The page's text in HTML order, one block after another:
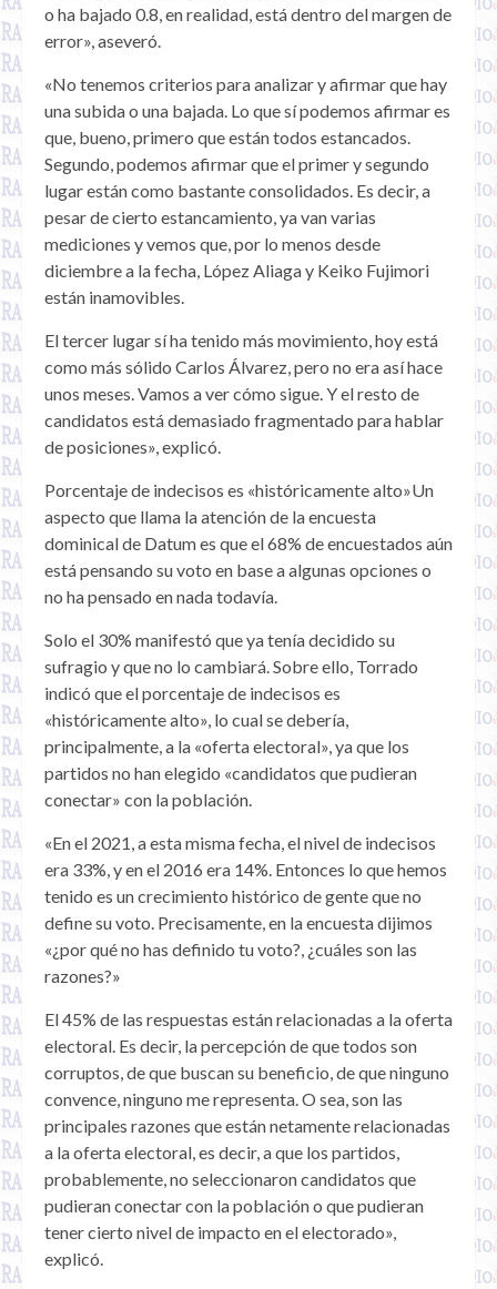
o ha bajado 0.8, en realidad, está dentro del margen de
error», aseveró.
«No tenemos criterios para analizar y afirmar que hay
una subida o una bajada. Lo que sí podemos afirmar es
que, bueno, primero que están todos estancados.
Segundo, podemos afirmar que el primer y segundo
lugar están como bastante consolidados. Es decir, a
pesar de cierto estancamiento, ya van varias
mediciones y vemos que, por lo menos desde
diciembre a la fecha, López Aliaga y Keiko Fujimori
están inamovibles.
El tercer lugar sí ha tenido más movimiento, hoy está
como más sólido Carlos Álvarez, pero no era así hace
unos meses. Vamos a ver cómo sigue. Y el resto de
candidatos está demasiado fragmentado para hablar
de posiciones», explicó.
Porcentaje de indecisos es «históricamente alto»Un
aspecto que llama la atención de la encuesta
dominical de Datum es que el 68% de encuestados aún
está pensando su voto en base a algunas opciones o
no ha pensado en nada todavía.
Solo el 30% manifestó que ya tenía decidido su
sufragio y que no lo cambiará. Sobre ello, Torrado
indicó que el porcentaje de indecisos es
«históricamente alto», lo cual se debería,
principalmente, a la «oferta electoral», ya que los
partidos no han elegido «candidatos que pudieran
conectar» con la población.
«En el 2021, a esta misma fecha, el nivel de indecisos
era 33%, y en el 2016 era 14%. Entonces lo que hemos
tenido es un crecimiento histórico de gente que no
define su voto. Precisamente, en la encuesta dijimos
«¿por qué no has definido tu voto?, ¿cuáles son las
razones?»
El 45% de las respuestas están relacionadas a la oferta
electoral. Es decir, la percepción de que todos son
corruptos, de que buscan su beneficio, de que ninguno
convence, ninguno me representa. O sea, son las
principales razones que están netamente relacionadas
a la oferta electoral, es decir, a que los partidos,
probablemente, no seleccionaron candidatos que
pudieran conectar con la población o que pudieran
tener cierto nivel de impacto en el electorado»,
explicó.